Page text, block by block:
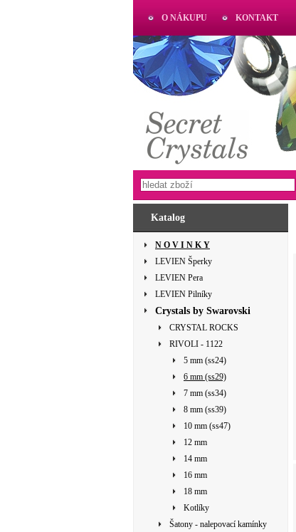
Katalog
N O V I N K Y
LEVIEN Šperky
LEVIEN Pera
LEVIEN Pilníky
Crystals by Swarovski
CRYSTAL ROCKS
RIVOLI - 1122
5 mm (ss24)
6 mm (ss29)
7 mm (ss34)
8 mm (ss39)
10 mm (ss47)
12 mm
14 mm
16 mm
18 mm
Kotlíky
Šatony - nalepovací kamínky
O NÁKUPU KONTAKT
AKTUAL
www.aktual-koralky.cz